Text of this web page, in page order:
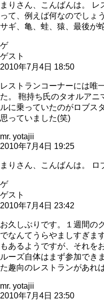
まりさん、こんばんは。
って、例えば何なのでしょ
サギ、亀、蛙、猿、最後が
ゲ
ゲスト
2010年7月4日 18:50
レストランコーナーには唯
た。 鞄持ち氏のタオルア
ルに乗っていたのがロブス
思っていました(笑)
mr. yotajii
2010年7月4日 19:25
まりさん、こんばんは。
ゲ
ゲスト
2010年7月4日 23:42
お久しぶりです。１週間の
でなんてうらやましすぎま
もあるようですが、それを
ルーズ自体はまず参加でき
た趣向のレストランがあれ
mr. yotajii
2010年7月4日 23:50